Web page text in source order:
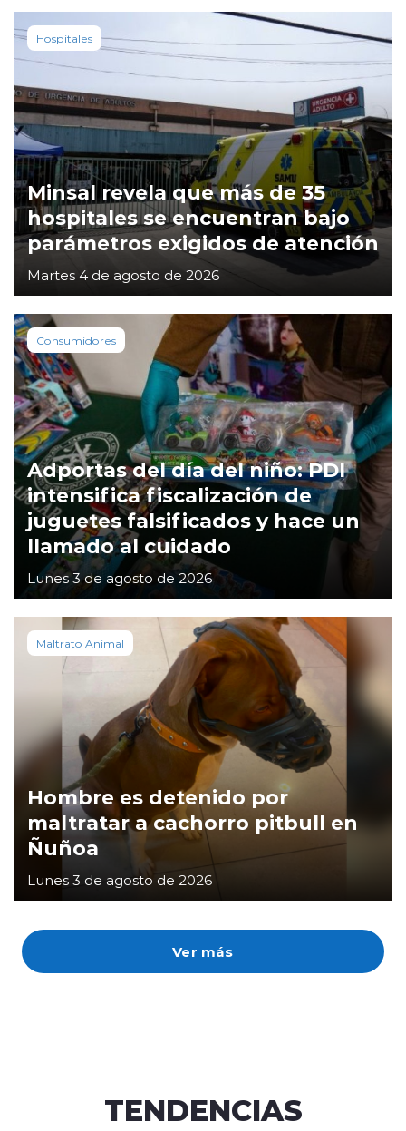
Ver más
Hospitales
Minsal revela que más de 35
hospitales se encuentran bajo
parámetros exigidos de atención
Martes 4 de agosto de 2026
Consumidores
Adportas del día del niño: PDI
intensifica fiscalización de
juguetes falsificados y hace un
llamado al cuidado
Lunes 3 de agosto de 2026
Maltrato Animal
Hombre es detenido por
maltratar a cachorro pitbull en
Ñuñoa
Lunes 3 de agosto de 2026
TENDENCIAS